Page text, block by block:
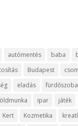
autómentés baba
Budapest
eladás fürdőszoba
ipar játék
Kert Kozmetika